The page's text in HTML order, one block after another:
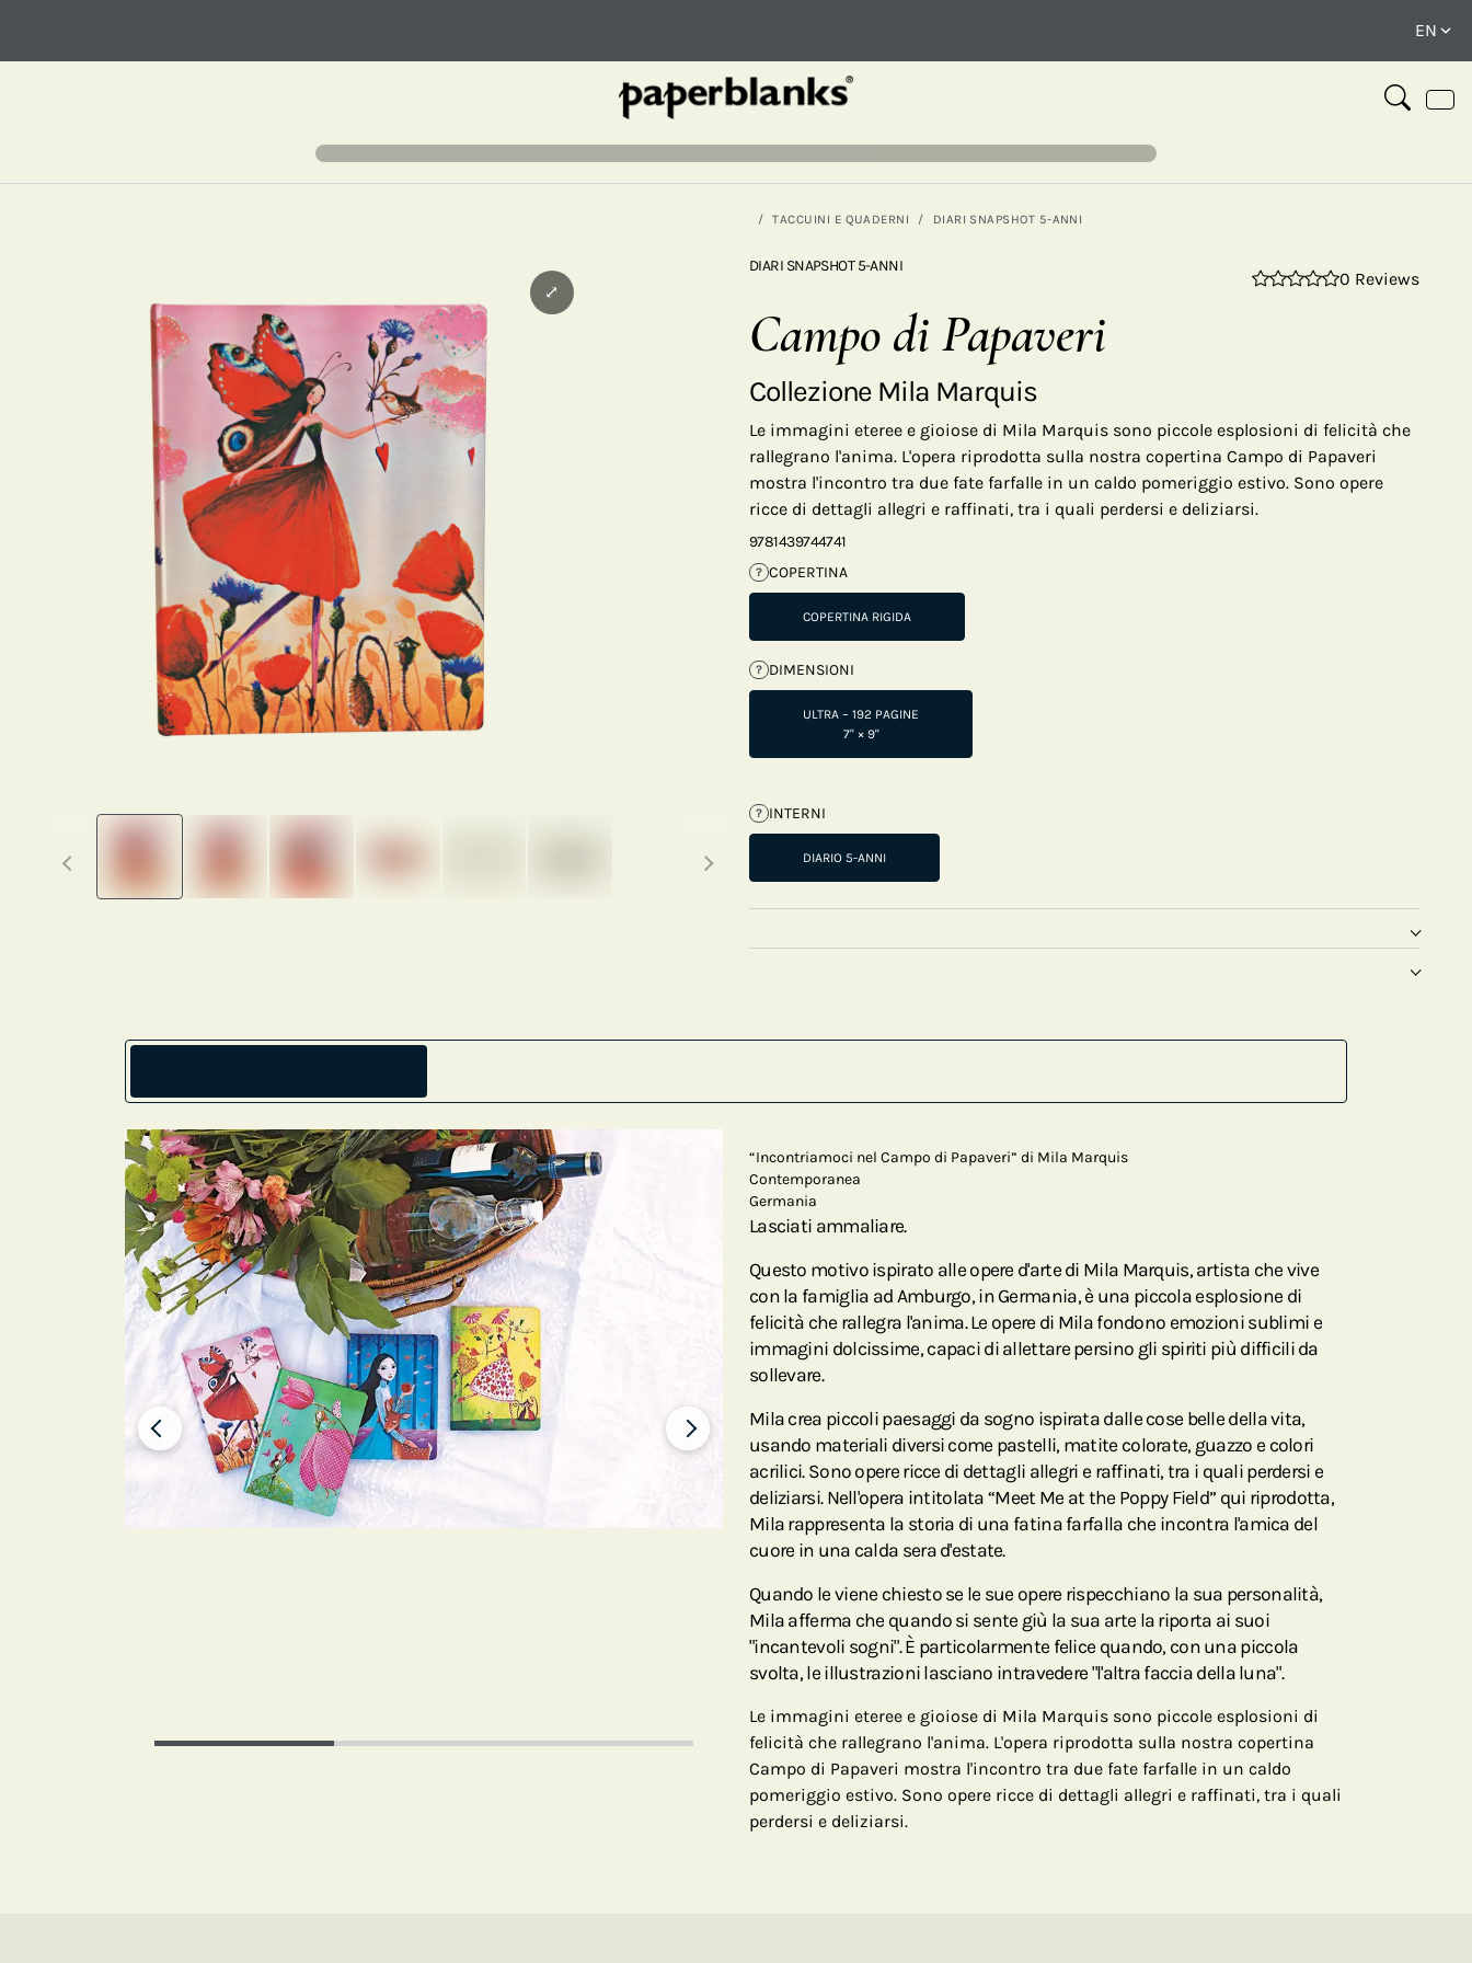
TACCUINI E QUADERNI DIARI SNAPSHOT 5-ANNI
Previous thumbnails Next thumbnails
⤢
DIARI SNAPSHOT 5-ANNI
0 Reviews
Campo di Papaveri
Collezione Mila Marquis
Le immagini eteree e gioiose di Mila Marquis sono piccole esplosioni di felicità che
rallegrano l'anima. L'opera riprodotta sulla nostra copertina Campo di Papaveri
mostra l'incontro tra due fate farfalle in un caldo pomeriggio estivo. Sono opere
ricce di dettagli allegri e raffinati, tra i quali perdersi e deliziarsi.
9781439744741
? COPERTINA
COPERTINA RIGIDA
? DIMENSIONI
ULTRA – 192 PAGINE
7" × 9"
? INTERNI
DIARIO 5-ANNI
“Incontriamoci nel Campo di Papaveri” di Mila Marquis
Contemporanea
Germania
Lasciati ammaliare.
Questo motivo ispirato alle opere d'arte di Mila Marquis, artista che vive
con la famiglia ad Amburgo, in Germania, è una piccola esplosione di
felicità che rallegra l'anima. Le opere di Mila fondono emozioni sublimi e
immagini dolcissime, capaci di allettare persino gli spiriti più difficili da
sollevare.
Mila crea piccoli paesaggi da sogno ispirata dalle cose belle della vita,
usando materiali diversi come pastelli, matite colorate, guazzo e colori
acrilici. Sono opere ricce di dettagli allegri e raffinati, tra i quali perdersi e
deliziarsi. Nell'opera intitolata “Meet Me at the Poppy Field” qui riprodotta,
Mila rappresenta la storia di una fatina farfalla che incontra l'amica del
cuore in una calda sera d'estate.
Quando le viene chiesto se le sue opere rispecchiano la sua personalità,
Mila afferma che quando si sente giù la sua arte la riporta ai suoi
"incantevoli sogni". È particolarmente felice quando, con una piccola
svolta, le illustrazioni lasciano intravedere "l'altra faccia della luna".
Le immagini eteree e gioiose di Mila Marquis sono piccole esplosioni di
felicità che rallegrano l'anima. L'opera riprodotta sulla nostra copertina
Campo di Papaveri mostra l'incontro tra due fate farfalle in un caldo
pomeriggio estivo. Sono opere ricce di dettagli allegri e raffinati, tra i quali
perdersi e deliziarsi.